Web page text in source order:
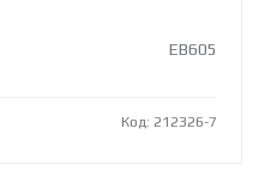
EB605
Код: 212326-7